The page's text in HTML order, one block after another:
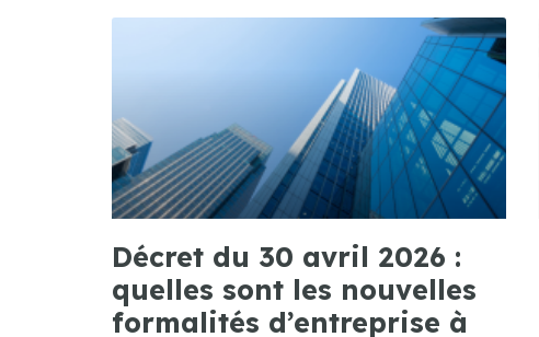
Décret du 30 avril 2026 :
quelles sont les nouvelles
formalités d’entreprise à